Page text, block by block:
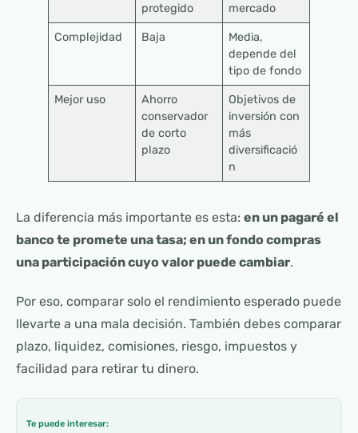
protegido
mercado
Complejidad Baja
Media,
depende del
tipo de fondo
Mejor uso
Ahorro
conservador
de corto
plazo
Objetivos de
inversión con
más
diversificació
n
La diferencia más importante es esta: en un pagaré el
banco te promete una tasa; en un fondo compras
una participación cuyo valor puede cambiar.
Por eso, comparar solo el rendimiento esperado puede
llevarte a una mala decisión. También debes comparar
plazo, liquidez, comisiones, riesgo, impuestos y
facilidad para retirar tu dinero.
Te puede interesar: